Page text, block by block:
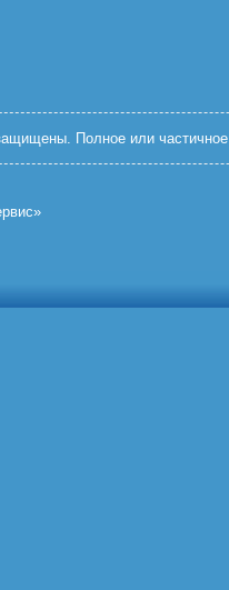
Полное или частичное